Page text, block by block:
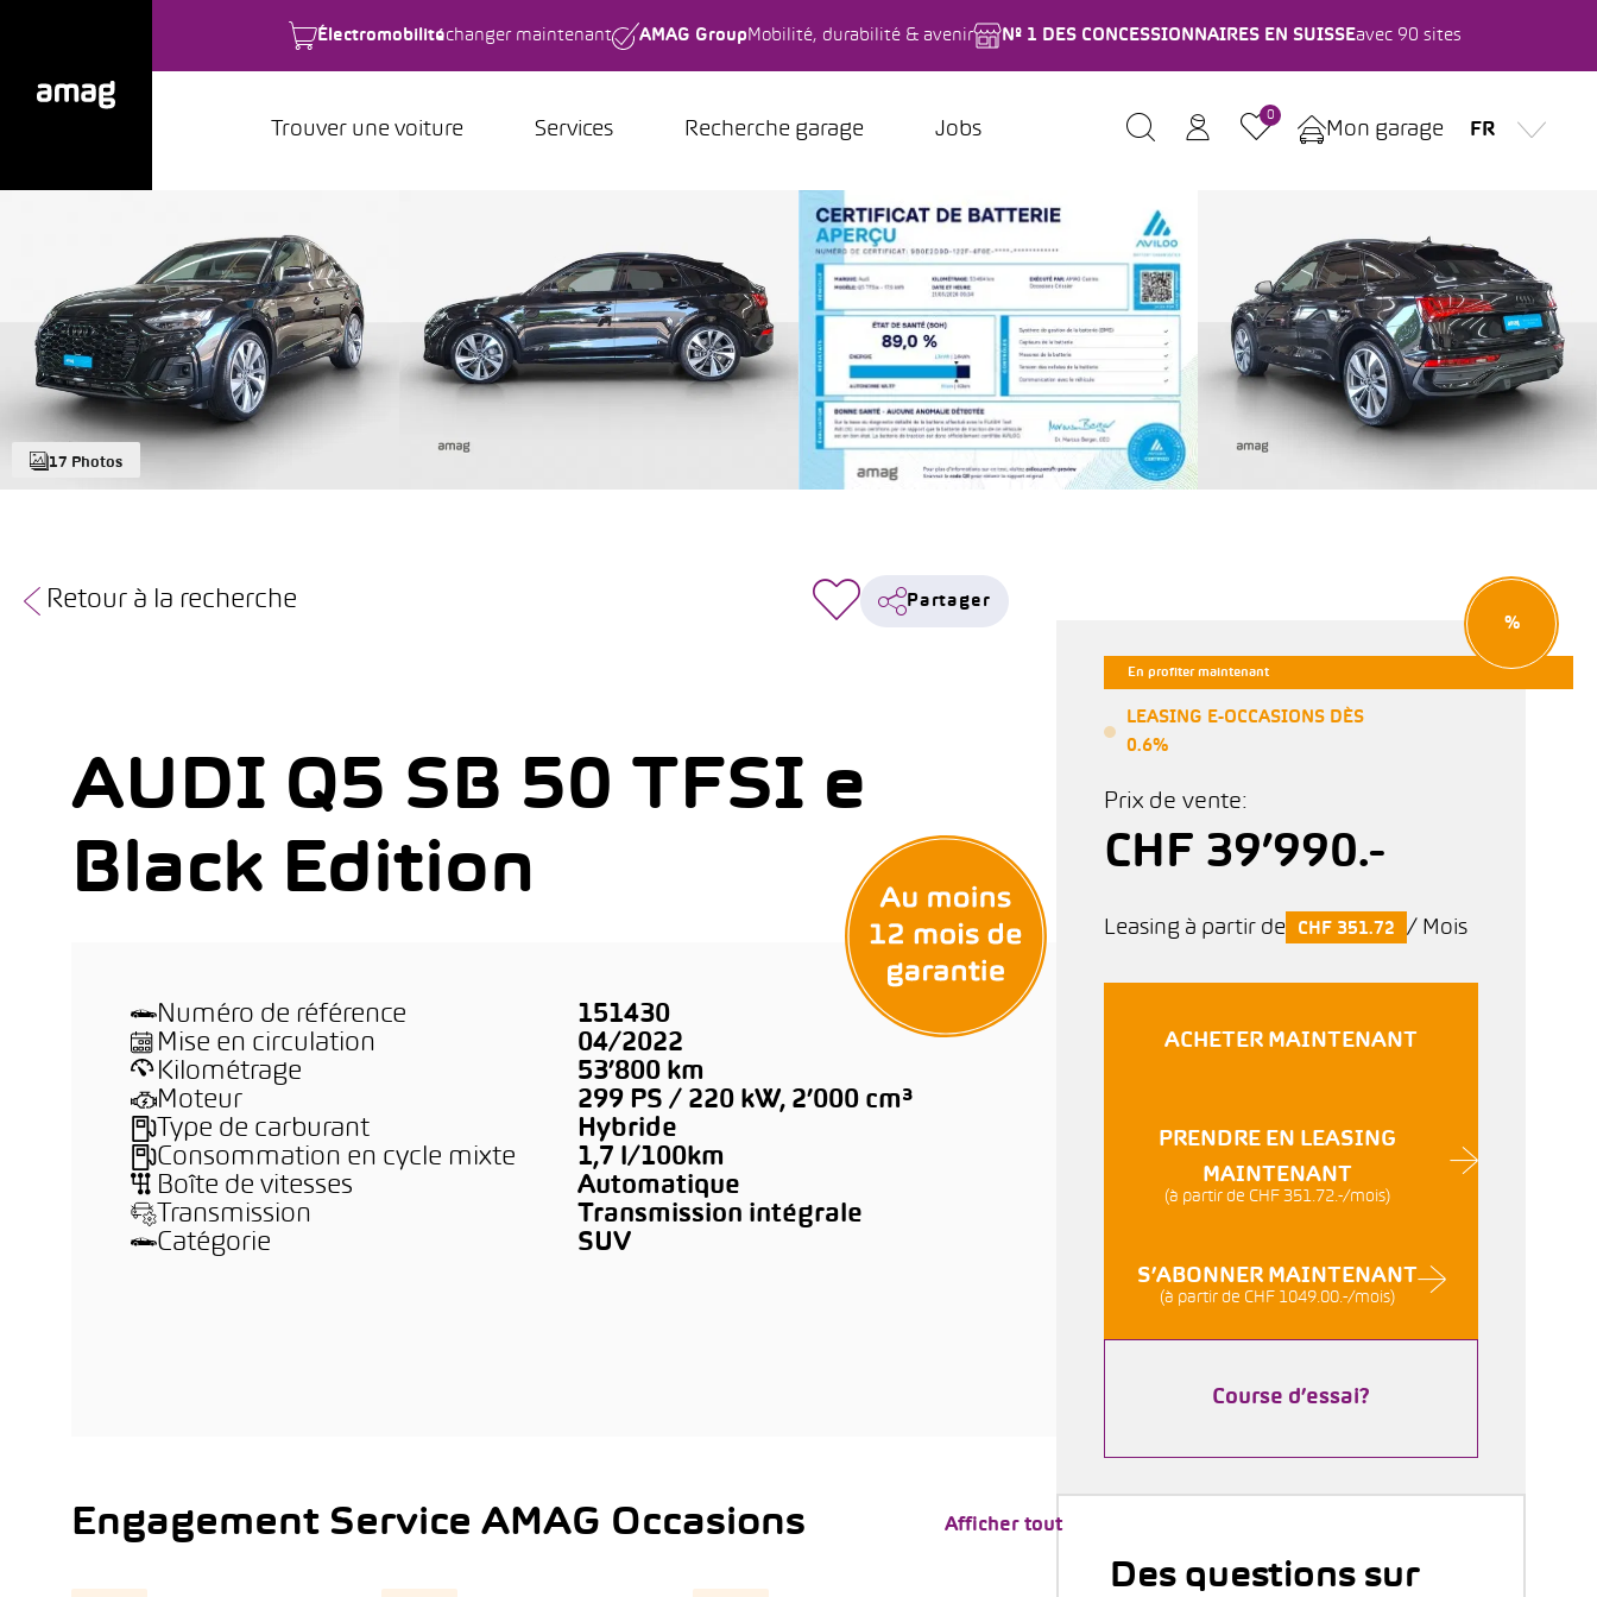
Électromobilitéchanger maintenant AMAG Group Mobilité, durabilité & avenir Nº 1 DES CONCESSIONNAIRES EN SUISSEavec 90 sites
Trouver une voiture Services Recherche garage Jobs
0
Mon garage FR
17 Photos
Retour à la recherche Partager
AUDI Q5 SB 50 TFSI e
Black Edition
Numéro de référence
151430
Mise en circulation
04/2022
Kilométrage
53’800 km
Moteur
299 PS / 220 kW, 2’000 cm³
Type de carburant
Hybride
Consommation en cycle mixte
1,7 l/100km
Boîte de vitesses
Automatique
Transmission
Transmission intégrale
Catégorie
SUV
Engagement Service AMAG Occasions Afficher tout
En profiter maintenant
%
LEASING E-OCCASIONS DÈS
0.6%
Prix de vente:
CHF 39’990.-
Leasing à partir de CHF 351.72 / Mois
ACHETER MAINTENANT
PRENDRE EN LEASING
MAINTENANT
(à partir de CHF 351.72.-/mois)
S’ABONNER MAINTENANT
(à partir de CHF 1049.00.-/mois)
Course d’essai?
Des questions sur